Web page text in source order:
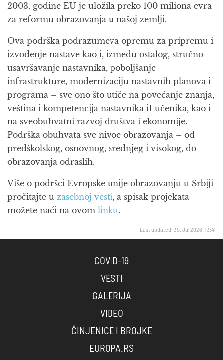
2003. godine EU je uložila preko 100 miliona evra
za reformu obrazovanja u našoj zemlji.
Ova podrška podrazumeva opremu za pripremu i
izvođenje nastave kao i, između ostalog, stručno
usavršavanje nastavnika, poboljšanje
infrastrukture, modernizaciju nastavnih planova i
programa – sve ono što utiče na povećanje znanja,
veština i kompetencija nastavnika iI učenika, kao i
na sveobuhvatni razvoj društva i ekonomije.
Podrška obuhvata sve nivoe obrazovanja – od
predškolskog, osnovnog, srednjeg i visokog, do
obrazovanja odraslih.
Više o podršci Evropske unije obrazovanju u Srbiji
pročitajte u zasebnoj vesti, a spisak projekata
možete naći na ovom linku.
Last updated: 30. Jul 2026. 13:41
COVID-19
VESTI
GALERIJA
VIDEO
ČINJENICE I BROJKE
EUROPA.RS